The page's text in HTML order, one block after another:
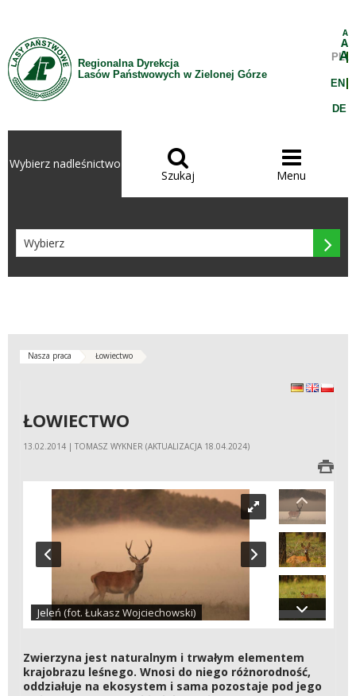
Regionalna Dyrekcja
Lasów Państwowych w Zielonej Górze
A
A
A
PL
EN
DE
Wybierz nadleśnictwo 
Szukaj

Menu

Nasza praca Łowiectwo
Deutsch
Englishpolski
ŁOWIECTWO
13.02.2014 | TOMASZ WYKNER (AKTUALIZACJA 18.04.2024)
Jeleń (fot. Łukasz Wojciechowski)
Zwierzyna jest naturalnym i trwałym elementem
krajobrazu leśnego. Wnosi do niego różnorodność,
oddziałuje na ekosystem i sama pozostaje pod jego